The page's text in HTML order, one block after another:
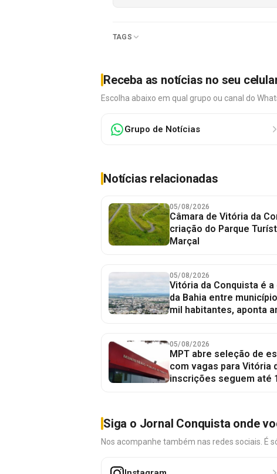
TAGS
Receba as notícias no seu
Escolha abaixo em qual grupo ou canal do
Grupo de Notícias
Notícias relacionadas
05/08/2026
Câmara de Vitória da
criação do Parque
Marçal
05/08/2026
Vitória da Conquista é
da Bahia entre
mil habitantes, aponta
05/08/2026
MPT abre seleção de
com vagas para Vitória
inscrições seguem até
Siga o Jornal Conquista onde
Nos acompanhe também nas redes sociais. É